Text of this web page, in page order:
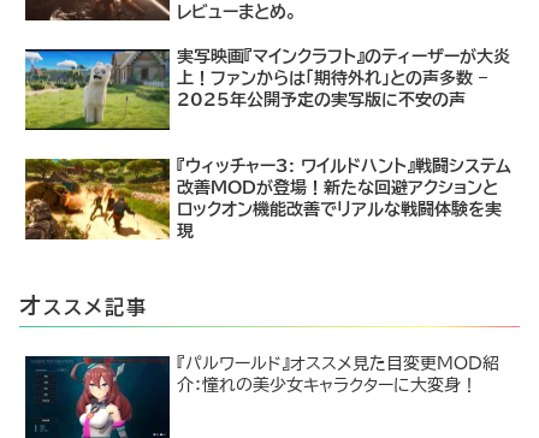
レビューまとめ。
実写映画『マインクラフト』のティーザーが大炎
上！ファンからは「期待外れ」との声多数 –
2025年公開予定の実写版に不安の声
『ウィッチャー3: ワイルドハント』戦闘システム
改善MODが登場！新たな回避アクションと
ロックオン機能改善でリアルな戦闘体験を実
現
オ ススメ記事
『パルワールド』オススメ見た目変更MOD紹
介：憧れの美少女キャラクターに大変身！